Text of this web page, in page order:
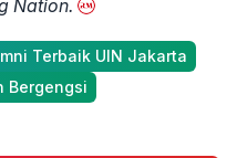
Nation.
Terbaik UIN Jakarta
Bergengsi